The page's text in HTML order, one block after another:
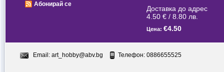
Абонирай се
Доставка до адрес
4.50 € / 8.80 лв.
Цена: €4.50
Email: art_hobby@abv.bg Телефон: 0886655525